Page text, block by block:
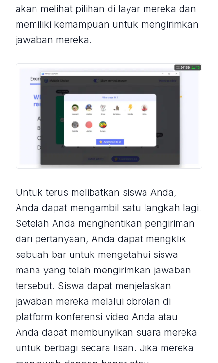
akan melihat pilihan di layar mereka dan
memiliki kemampuan untuk mengirimkan
jawaban mereka.
Untuk terus melibatkan siswa Anda,
Anda dapat mengambil satu langkah lagi.
Setelah Anda menghentikan pengiriman
dari pertanyaan, Anda dapat mengklik
sebuah bar untuk mengetahui siswa
mana yang telah mengirimkan jawaban
tersebut. Siswa dapat menjelaskan
jawaban mereka melalui obrolan di
platform konferensi video Anda atau
Anda dapat membunyikan suara mereka
untuk berbagi secara lisan. Jika mereka